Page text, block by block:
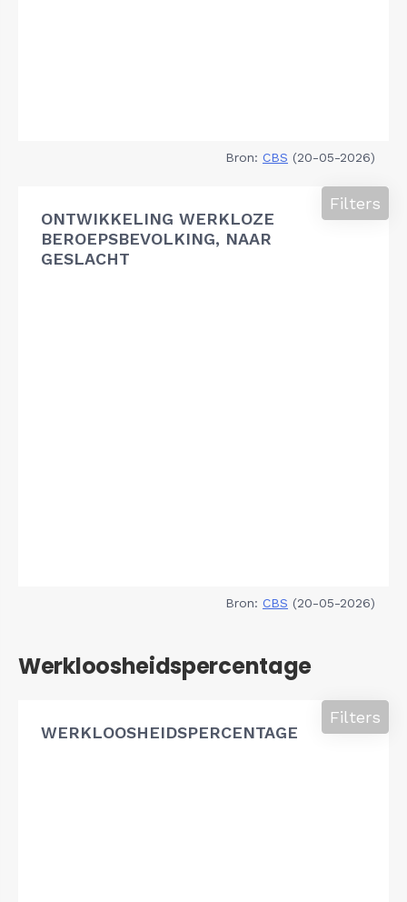
Bron: CBS (20-05-2026)
ONTWIKKELING WERKLOZE
BEROEPSBEVOLKING, NAAR
GESLACHT
Filters
Bron: CBS (20-05-2026)
Werkloosheidspercentage
WERKLOOSHEIDSPERCENTAGE
Filters